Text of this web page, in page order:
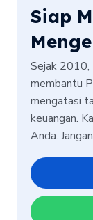
Siap
Sejak 2010,
membantu
mengatasi
keuangan.
Anda.